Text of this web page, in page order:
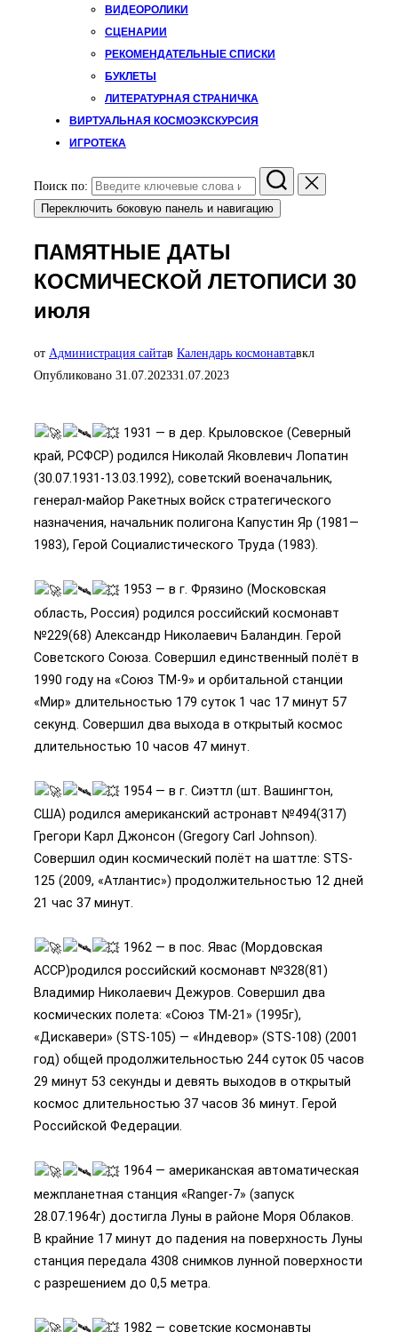
ВИДЕОРОЛИКИ
СЦЕНАРИИ
РЕКОМЕНДАТЕЛЬНЫЕ СПИСКИ
БУКЛЕТЫ
ЛИТЕРАТУРНАЯ СТРАНИЧКА
ВИРТУАЛЬНАЯ КОСМОЭКСКУРСИЯ
ИГРОТЕКА
Поиск по:
Переключить боковую панель и навигацию
ПАМЯТНЫЕ ДАТЫ
КОСМИЧЕСКОЙ ЛЕТОПИСИ 30
июля
от Администрация сайтав Календарь космонавтавкл
Опубликовано 31.07.202331.07.2023
1931 — в дер. Крыловское (Северный
край, РСФСР) родился Николай Яковлевич Лопатин
(30.07.1931-13.03.1992), советский военачальник,
генерал-майор Ракетных войск стратегического
назначения, начальник полигона Капустин Яр (1981—
1983), Герой Социалистического Труда (1983).
1953 — в г. Фрязино (Московская
область, Россия) родился российский космонавт
№229(68) Александр Николаевич Баландин. Герой
Советского Союза. Совершил единственный полёт в
1990 году на «Союз ТМ-9» и орбитальной станции
«Мир» длительностью 179 суток 1 час 17 минут 57
секунд. Совершил два выхода в открытый космос
длительностью 10 часов 47 минут.
1954 — в г. Сиэттл (шт. Вашингтон,
США) родился американский астронавт №494(317)
Грегори Карл Джонсон (Gregory Carl Johnson).
Совершил один космический полёт на шаттле: STS-
125 (2009, «Атлантис») продолжительностью 12 дней
21 час 37 минут.
1962 — в пос. Явас (Мордовская
АССР)родился российский космонавт №328(81)
Владимир Николаевич Дежуров. Совершил два
космических полета: «Союз ТМ-21» (1995г),
«Дискавери» (STS-105) — «Индевор» (STS-108) (2001
год) общей продолжительностью 244 суток 05 часов
29 минут 53 секунды и девять выходов в открытый
космос длительностью 37 часов 36 минут. Герой
Российской Федерации.
1964 — американская автоматическая
межпланетная станция «Ranger-7» (запуск
28.07.1964г) достигла Луны в районе Моря Облаков.
В крайние 17 минут до падения на поверхность Луны
станция передала 4308 снимков лунной поверхности
с разрешением до 0,5 метра.
1982 — советские космонавты